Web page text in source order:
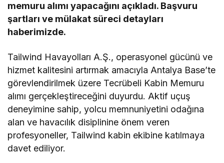
memuru alımı yapacağını açıkladı. Başvuru
şartları ve mülakat süreci detayları
haberimizde.
Tailwind Havayolları A.Ş., operasyonel gücünü ve
hizmet kalitesini artırmak amacıyla Antalya Base’te
görevlendirilmek üzere Tecrübeli Kabin Memuru
alımı gerçekleştireceğini duyurdu. Aktif uçuş
deneyimine sahip, yolcu memnuniyetini odağına
alan ve havacılık disiplinine önem veren
profesyoneller, Tailwind kabin ekibine katılmaya
davet ediliyor.